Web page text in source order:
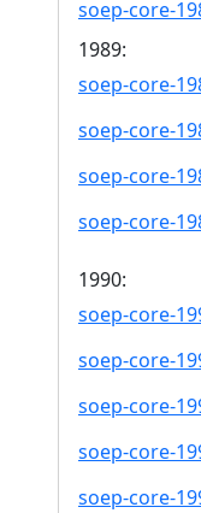
soep-core-
1989:
soep-core-
soep-core-
soep-core-
soep-core-
1990:
soep-core-
soep-core-
soep-core-
soep-core-
soep-core-